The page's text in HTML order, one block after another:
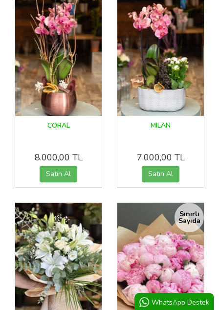
CORAL
8.000,00 TL
MILAN
7.000,00 TL
Sınırlı
Sayıda
WhatsApp Destek